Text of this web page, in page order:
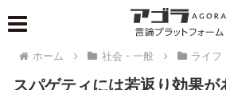
ホーム 社会・一般 ライフ
スパゲティには若返り効果が